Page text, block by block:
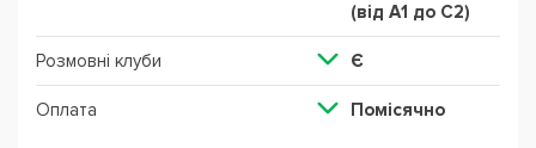
(від А1 до С2)
Розмовні клуби Є
Оплата Помісячно